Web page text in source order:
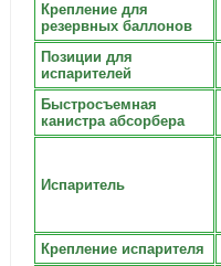
Крепление для
резервных баллонов
Позиции для
испарителей
Быстросъемная
канистра абсорбера
Испаритель
Крепление испарителя